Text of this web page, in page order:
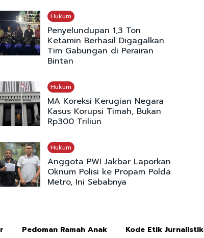
Hukum
Penyelundupan 1,3 Ton
Ketamin Berhasil Digagalkan
Tim Gabungan di Perairan
Bintan
Hukum
MA Koreksi Kerugian Negara
Kasus Korupsi Timah, Bukan
Rp300 Triliun
Hukum
Anggota PWI Jakbar Laporkan
Oknum Polisi ke Propam Polda
Metro, Ini Sebabnya
Pedoman Ramah Anak Kode Etik Jurnalistik